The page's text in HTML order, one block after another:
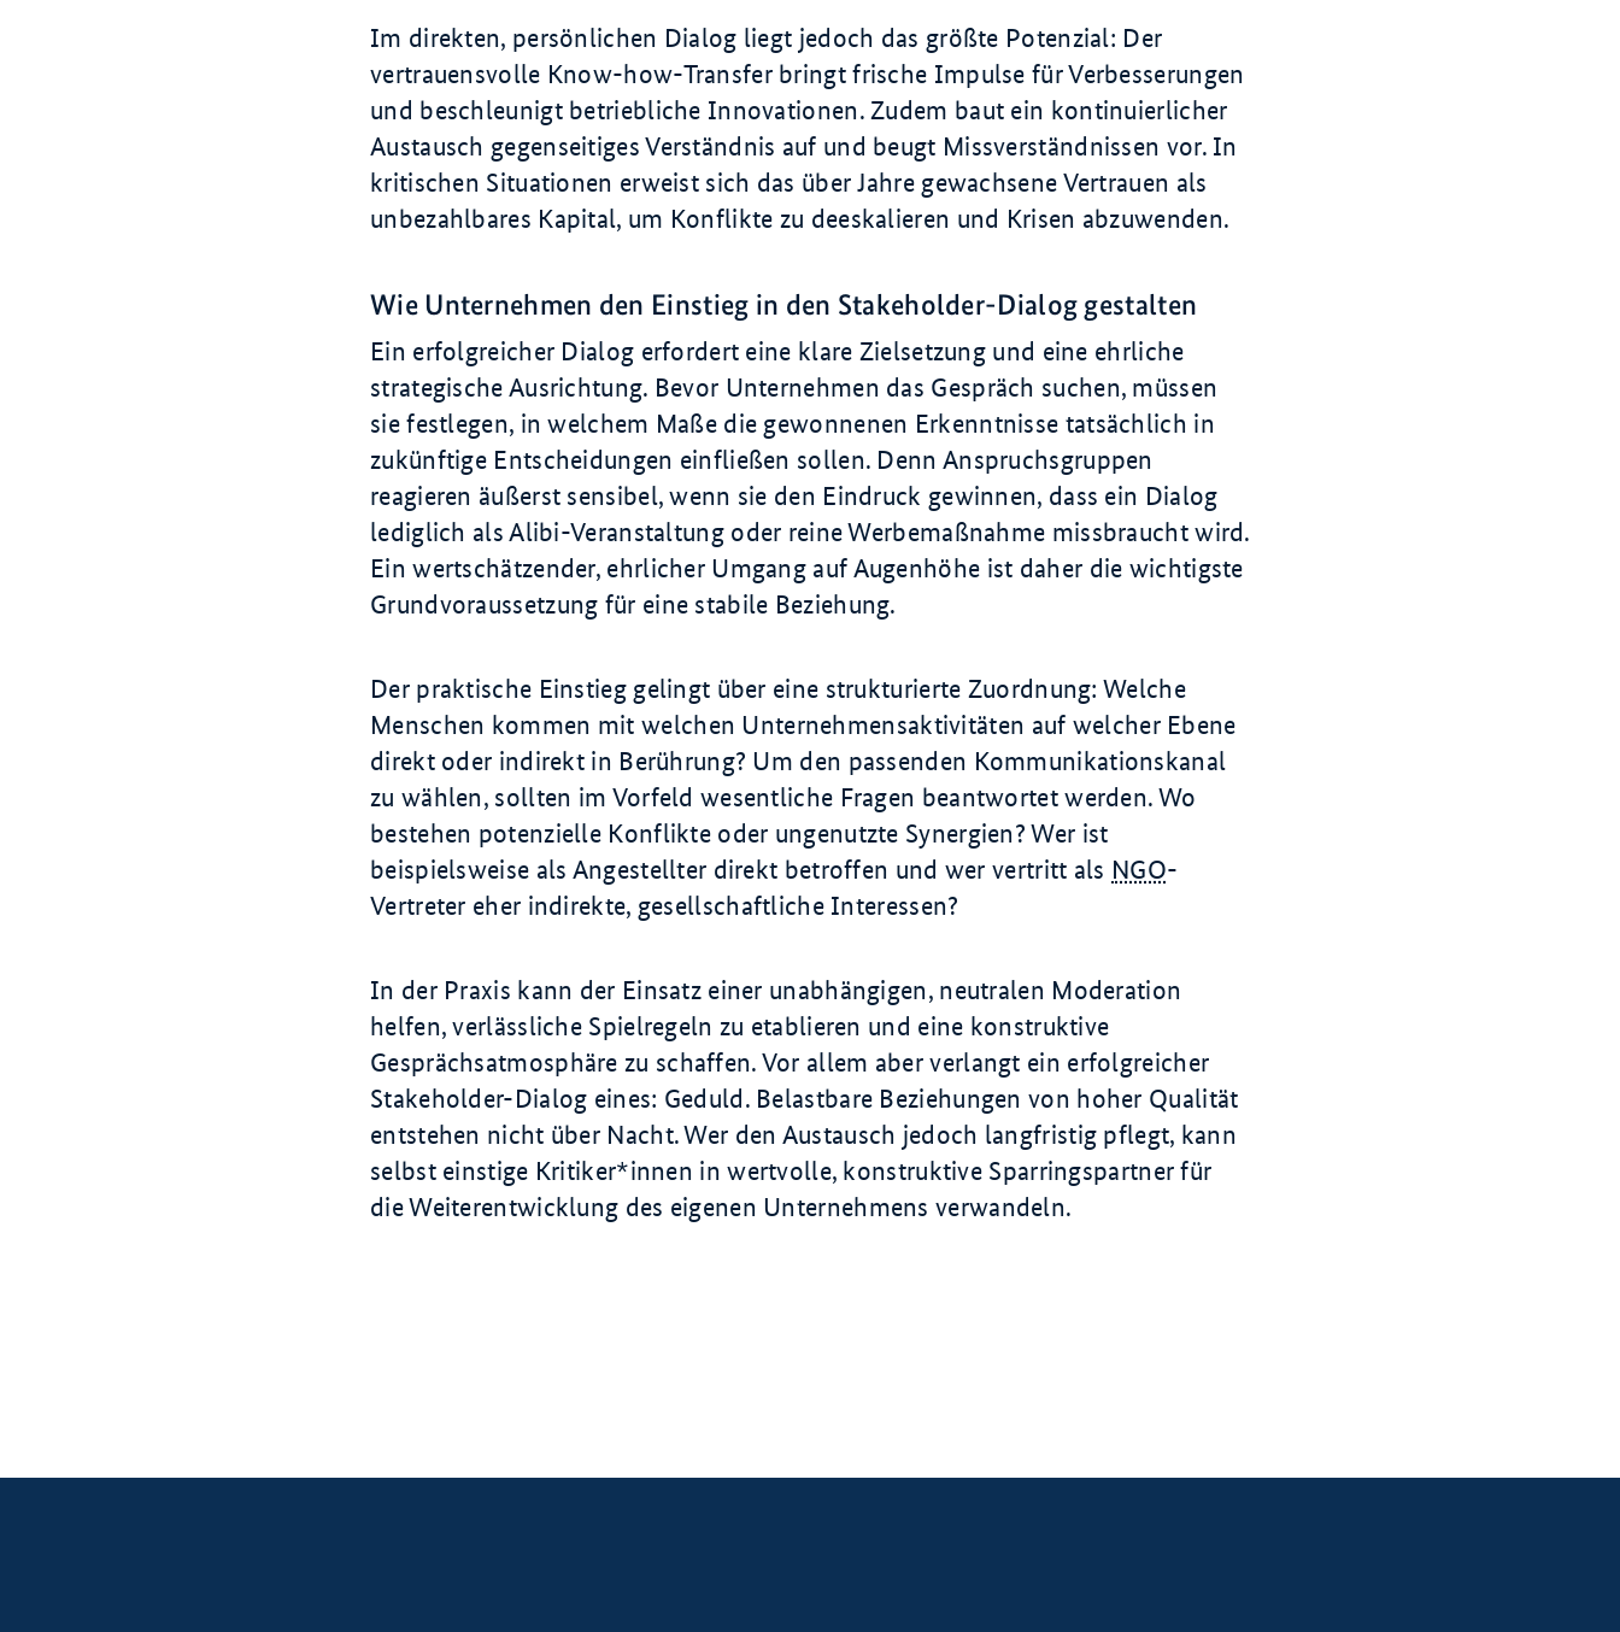
Im direkten, persönlichen Dialog liegt jedoch das größte Potenzial: Der
vertrauensvolle Know-how-Transfer bringt frische Impulse für Verbesserungen
und beschleunigt betriebliche Innovationen. Zudem baut ein kontinuierlicher
Austausch gegenseitiges Verständnis auf und beugt Missverständnissen vor. In
kritischen Situationen erweist sich das über Jahre gewachsene Vertrauen als
unbezahlbares Kapital, um Konflikte zu deeskalieren und Krisen abzuwenden.
Wie Unternehmen den Einstieg in den Stakeholder-Dialog gestalten
Ein erfolgreicher Dialog erfordert eine klare Zielsetzung und eine ehrliche
strategische Ausrichtung. Bevor Unternehmen das Gespräch suchen, müssen
sie festlegen, in welchem Maße die gewonnenen Erkenntnisse tatsächlich in
zukünftige Entscheidungen einfließen sollen. Denn Anspruchsgruppen
reagieren äußerst sensibel, wenn sie den Eindruck gewinnen, dass ein Dialog
lediglich als Alibi-Veranstaltung oder reine Werbemaßnahme missbraucht wird.
Ein wertschätzender, ehrlicher Umgang auf Augenhöhe ist daher die wichtigste
Grundvoraussetzung für eine stabile Beziehung.
Der praktische Einstieg gelingt über eine strukturierte Zuordnung: Welche
Menschen kommen mit welchen Unternehmensaktivitäten auf welcher Ebene
direkt oder indirekt in Berührung? Um den passenden Kommunikationskanal
zu wählen, sollten im Vorfeld wesentliche Fragen beantwortet werden. Wo
bestehen potenzielle Konflikte oder ungenutzte Synergien? Wer ist
beispielsweise als Angestellter direkt betroffen und wer vertritt als NGO-
Vertreter eher indirekte, gesellschaftliche Interessen?
In der Praxis kann der Einsatz einer unabhängigen, neutralen Moderation
helfen, verlässliche Spielregeln zu etablieren und eine konstruktive
Gesprächsatmosphäre zu schaffen. Vor allem aber verlangt ein erfolgreicher
Stakeholder-Dialog eines: Geduld. Belastbare Beziehungen von hoher Qualität
entstehen nicht über Nacht. Wer den Austausch jedoch langfristig pflegt, kann
selbst einstige Kritiker*innen in wertvolle, konstruktive Sparringspartner für
die Weiterentwicklung des eigenen Unternehmens verwandeln.